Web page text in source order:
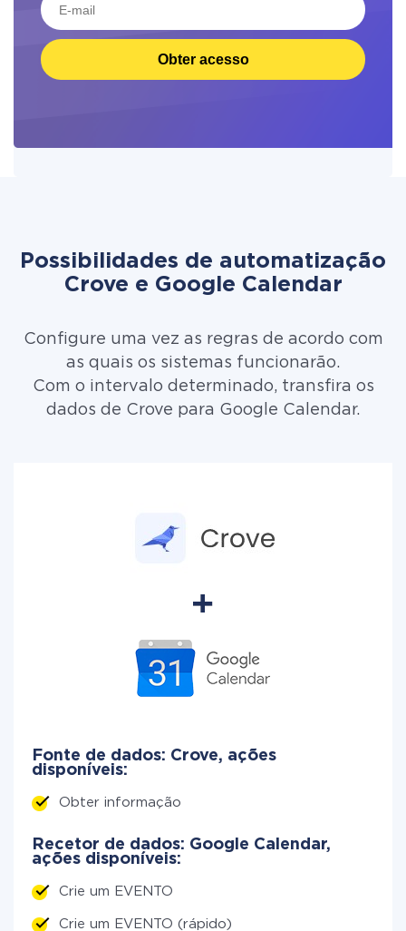
Obter acesso
Possibilidades de automatização
Crove e Google Calendar
Configure uma vez as regras de acordo com
as quais os sistemas funcionarão.
Com o intervalo determinado, transfira os
dados de Crove para Google Calendar.
Fonte de dados: Crove, ações
disponíveis:
Obter informação
Recetor de dados: Google Calendar,
ações disponíveis:
Crie um EVENTO
Crie um EVENTO (rápido)